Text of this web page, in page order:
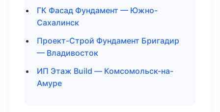
ГК Фасад Фундамент — Южно-
Сахалинск
Проект-Строй Фундамент Бригадир
— Владивосток
ИП Этаж Build — Комсомольск-на-
Амуре